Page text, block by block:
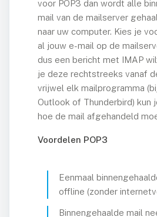
voor POP3 dan wordt alle
mail van de mailserver
naar uw computer. Kies je
al jouw e-mail op de
dus een bericht met IMAP
je deze rechtstreeks vanaf
vrijwel elk mailprogramma
Outlook of Thunderbird) kun
hoe de mail afgehandeld
Voordelen POP3
Eenmaal
offline (zonder
Binnengehaalde mail
Domeinen
Website Hosting
Linux VPS
WordPress Optimized
SSL Certificaten